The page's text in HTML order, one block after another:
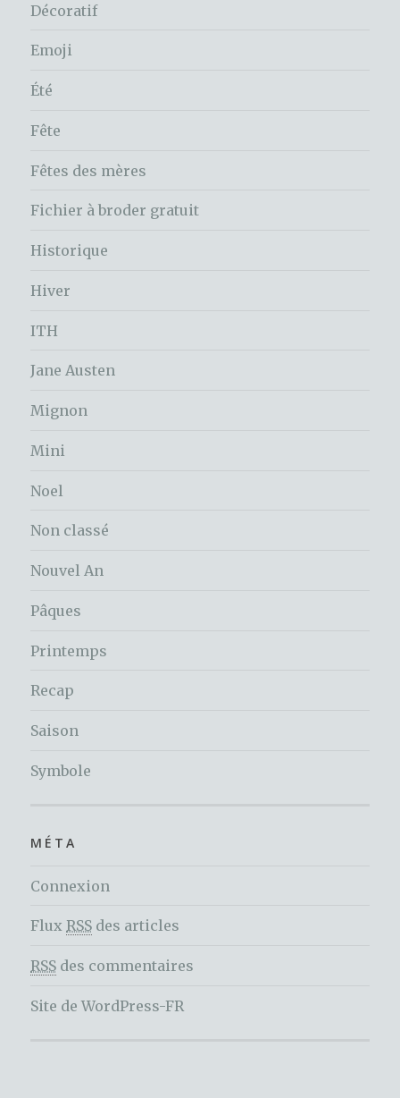
Décoratif
Emoji
Été
Fête
Fêtes des mères
Fichier à broder gratuit
Historique
Hiver
ITH
Jane Austen
Mignon
Mini
Noel
Non classé
Nouvel An
Pâques
Printemps
Recap
Saison
Symbole
MÉTA
Connexion
Flux RSS des articles
RSS des commentaires
Site de WordPress-FR